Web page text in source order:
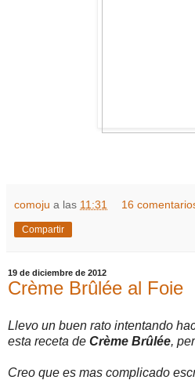
comoju a las 11:31 16
Compartir
19 de diciembre de 2012
Crème Brûlée al Foie
Llevo un buen rato intentando
esta receta de Crème Brûlée,
Creo que es mas complicado